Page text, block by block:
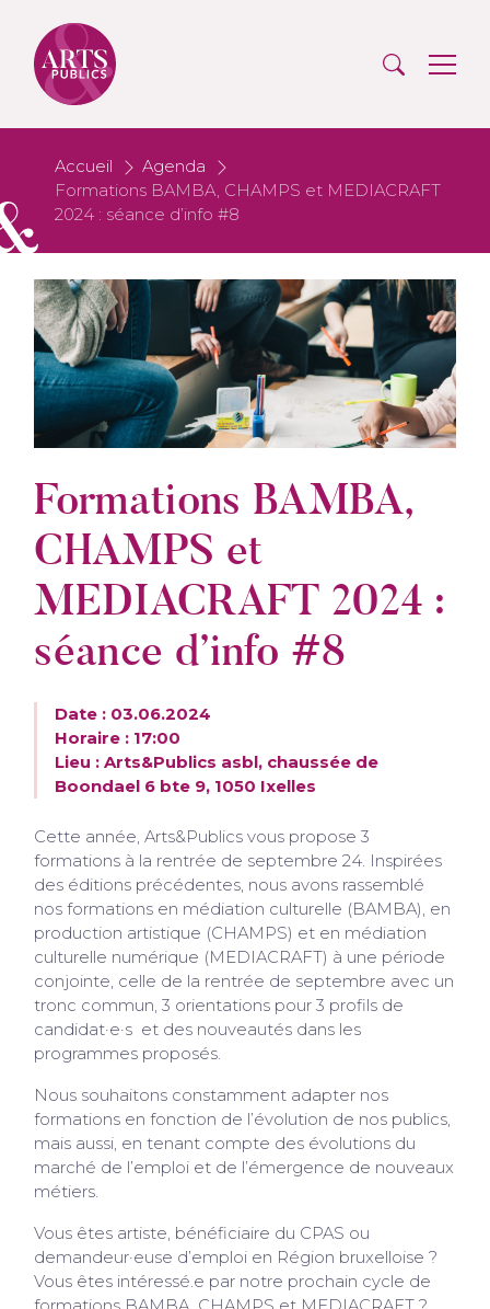
Accueil
Agenda
Formations BAMBA, CHAMPS et MEDIACRAFT
2024 : séance d’info #8
Formations BAMBA,
CHAMPS et
MEDIACRAFT 2024 :
séance d’info #8
Date : 03.06.2024
Horaire : 17:00
Lieu : Arts&Publics asbl, chaussée de
Boondael 6 bte 9, 1050 Ixelles
Cette année, Arts&Publics vous propose 3
formations à la rentrée de septembre 24. Inspirées
des éditions précédentes, nous avons rassemblé
nos formations en médiation culturelle (BAMBA), en
production artistique (CHAMPS) et en médiation
culturelle numérique (MEDIACRAFT) à une période
conjointe, celle de la rentrée de septembre avec un
tronc commun, 3 orientations pour 3 profils de
candidat·e·s et des nouveautés dans les
programmes proposés.
Nous souhaitons constamment adapter nos
formations en fonction de l’évolution de nos publics,
mais aussi, en tenant compte des évolutions du
marché de l’emploi et de l’émergence de nouveaux
métiers.
Vous êtes artiste, bénéficiaire du CPAS ou
demandeur·euse d’emploi en Région bruxelloise ?
Vous êtes intéressé.e par notre prochain cycle de